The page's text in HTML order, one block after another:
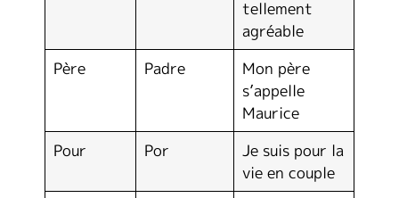
tellement
agréable
Père
Padre
Mon père
s’appelle
Maurice
Pour
Por
Je suis pour la
vie en couple